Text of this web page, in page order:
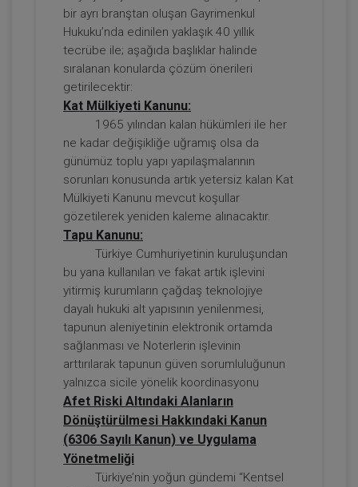
Tüketici Hukuku Enstitüsü
Borçların İfası ve İfa Edilmemesi - IV.
Borçlar Hukuku Kongresi - V. Oturum
360 TL
Tüketici Hukuku Enstitüsü
bir ayrı branştan oluşan Gayrimenkul
Hukuku’nda edinilen yaklaşık 40 yıllık
tecrübe ile; aşağıda başlıklar halinde
sıralanan konularda çözüm önerileri
getirilecektir:
Kat Mülkiyeti Kanunu:
1965 yılından kalan hükümleri ile her
ne kadar değişikliğe uğramış olsa da
günümüz toplu yapı yapılaşmalarının
sorunları konusunda artık yetersiz kalan Kat
Mülkiyeti Kanunu mevcut koşullar
gözetilerek yeniden kaleme alınacaktır.
Tapu Kanunu:
Türkiye Cumhuriyetinin kuruluşundan
bu yana kullanılan ve fakat artık işlevini
yitirmiş kurumların çağdaş teknolojiye
dayalı hukuki alt yapısının yenilenmesi,
tapunun aleniyetinin elektronik ortamda
sağlanması ve Noterlerin işlevinin
arttırılarak tapunun güven sorumluluğunun
yalnızca sicile yönelik koordinasyonu
Afet Riski Altındaki Alanların
Dönüştürülmesi Hakkındaki Kanun
(6306 Sayılı Kanun) ve Uygulama
Yönetmeliği
Türkiye’nin yoğun gündemi “Kentsel